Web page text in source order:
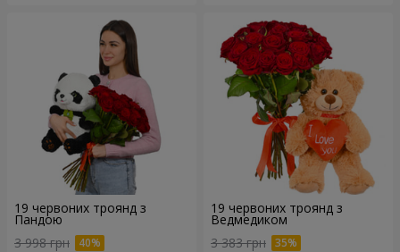
19 червоних троянд з
Пандою
3 998 грн
19 червоних троянд з
Ведмедиком
3 383 грн